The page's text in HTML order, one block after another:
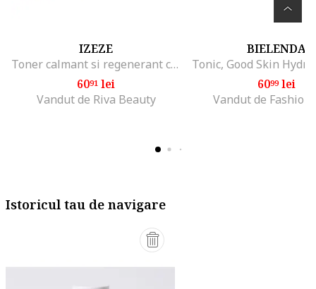
IZEZE
Toner calmant si regenerant cu Centella Asiatica si ingredientul brevetat Antifect, Hyper CMA Cica, 150 ml
6091 lei
Vandut de Riva Beauty
BIELENDA
6099lei
Vandut de Fashion
Istoricul tau de navigare